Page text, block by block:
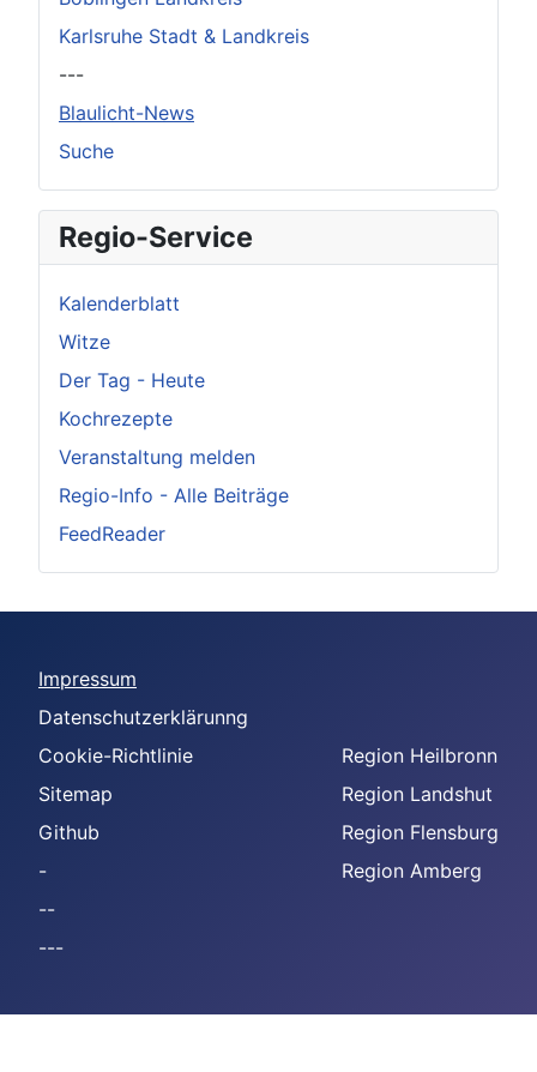
Karlsruhe Stadt & Landkreis
---
Blaulicht-News
Suche
Regio-Service
Kalenderblatt
Witze
Der Tag - Heute
Kochrezepte
Veranstaltung melden
Regio-Info - Alle Beiträge
FeedReader
Impressum
Datenschutzerklärunng
Cookie-Richtlinie
Sitemap
Github
-
--
---
Region Heilbronn
Region Landshut
Region Flensburg
Region Amberg